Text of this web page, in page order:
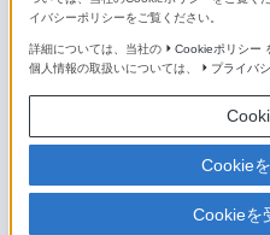
イバシーポリシーをご覧ください。
詳細については、当社の Cookieポリシー
個人情報の取扱いについては、
プライバ
Cookie
Cookieを